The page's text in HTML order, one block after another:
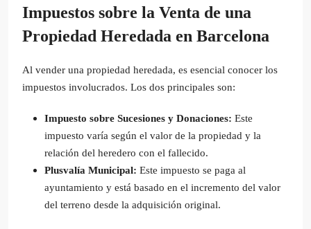
Impuestos sobre la Venta de una
Propiedad Heredada en Barcelona
Al vender una propiedad heredada, es esencial conocer los
impuestos involucrados. Los dos principales son:
Impuesto sobre Sucesiones y Donaciones: Este
impuesto varía según el valor de la propiedad y la
relación del heredero con el fallecido.
Plusvalía Municipal: Este impuesto se paga al
ayuntamiento y está basado en el incremento del valor
del terreno desde la adquisición original.